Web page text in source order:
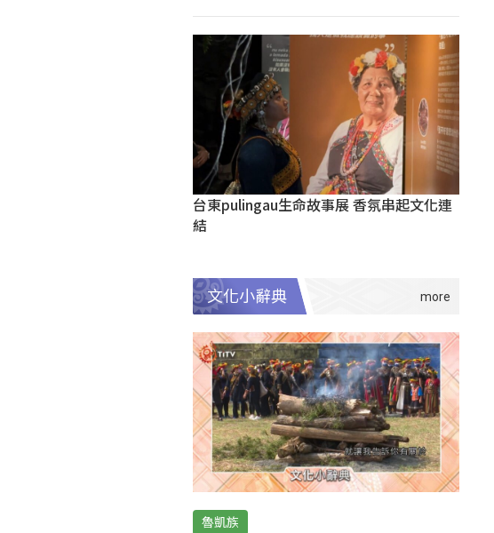
台東pulingau生命故事展 香氛串起文化連
結
文化小辭典
魯凱族